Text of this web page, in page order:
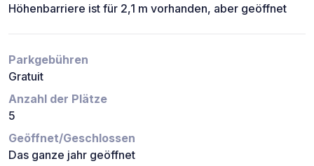
Höhenbarriere ist für 2,1 m vorhanden, aber geöffnet
Parkgebühren
Gratuit
Anzahl der Plätze
5
Geöffnet/Geschlossen
Das ganze jahr geöffnet